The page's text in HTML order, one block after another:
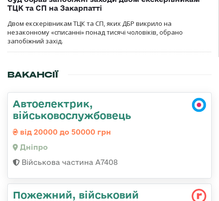
ТЦК та СП на Закарпатті
Двом екскерівникам ТЦК та СП, яких ДБР викрило на
незаконному «списанні» понад тисячі чоловіків, обрано
запобіжний захід.
ВАКАНСІЇ
Автоелектрик,
військовослужбовець
від 20000 до 50000 грн
Дніпро
Військова частина А7408
Пожежний, військовий